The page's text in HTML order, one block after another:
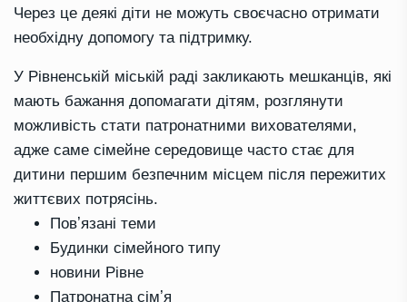
Через це деякі діти не можуть своєчасно отримати
необхідну допомогу та підтримку.
У Рівненській міській раді закликають мешканців, які
мають бажання допомагати дітям, розглянути
можливість стати патронатними вихователями,
адже саме сімейне середовище часто стає для
дитини першим безпечним місцем після пережитих
життєвих потрясінь.
Повʼязані теми
Будинки сімейного типу
новини Рівне
Патронатна сімʼя